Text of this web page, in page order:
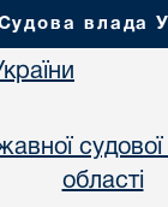
влада
судової
областi